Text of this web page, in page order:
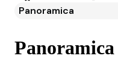
Panoramica
Programma
Docenti
Panoramica